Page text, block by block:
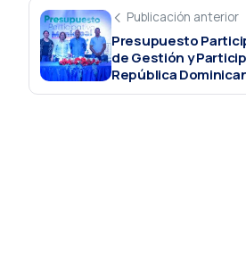
Publicación anterior
Presupuesto
de Gestión y
República